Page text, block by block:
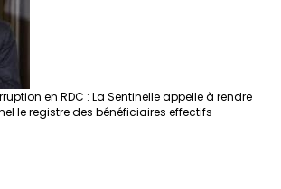
en RDC : La Sentinelle appelle à rendre
le registre des bénéficiaires effectifs